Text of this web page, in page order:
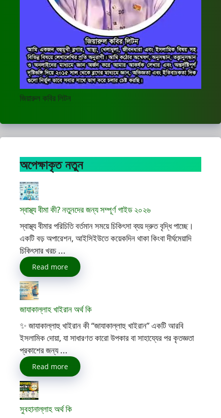
জিয়ারুল কবির লিটন
অপেক্ষাকৃত নতুন
স্বাস্থ্য বীমা কী? নতুনদের জন্য সম্পূর্ণ গাইড ২০২৬
স্বাস্থ্য বীমার পরিচিতি বর্তমান সময়ে চিকিৎসা ব্যয় দ্রুত বৃদ্ধি পাচ্ছে।
একটি বড় অপারেশন, আইসিইউতে কয়েকদিন থাকা কিংবা দীর্ঘমেয়াদি
চিকিৎসার খরচ ...
Read more
জাযাকাল্লাহ খাইরান অর্থ কি
✨ জাযাকাল্লাহু খাইরান কী “জাযাকাল্লাহু খাইরান” একটি আরবি
ইসলামিক দোয়া, যা সাধারণত কারো উপকার বা সাহায্যের পর কৃতজ্ঞতা
প্রকাশের জন্য ...
Read more
সুবহানাল্লাহ অর্থ কি